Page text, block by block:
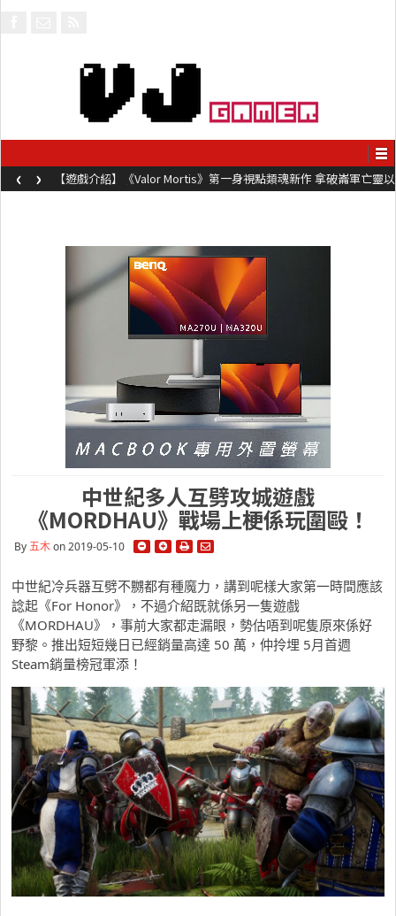
【遊戲介紹】《Valor Mortis》第一身視點類魂新作 拿破崙軍亡靈以
槍械劍與魔法殺敵
‹ ›
中世紀多人互劈攻城遊戲
《MORDHAU》戰場上梗係玩圍毆！
By五木on 2019-05-10
中世紀冷兵器互劈不嬲都有種魔力，講到呢樣大家第一時間應該
諗起《For Honor》，不過介紹既就係另一隻遊戲
《MORDHAU》，事前大家都走漏眼，勢估唔到呢隻原來係好
野黎。推出短短幾日已經銷量高達 50 萬，仲拎埋 5月首週
Steam銷量榜冠軍添！